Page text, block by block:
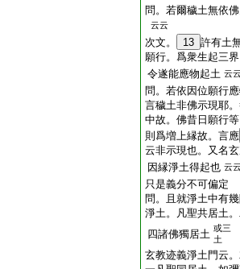
問。若爾穢土無依
云云
次文。 13 許有土
願行。爲衆生起三
令遂能應物起土 云
問。若依因位願行
言穢土非佛示現耶
中故。佛昔日願行
則爲増上縁故。言應
云非示現也。又名
因縁淨土得起也 云
只是義分不可偏定
問。且就淨土中有
淨土。凡聖共居土
四諸佛獨居土 或三
土
玄教迹義淨土門云